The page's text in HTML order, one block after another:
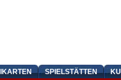
SPIELSTÄTTEN